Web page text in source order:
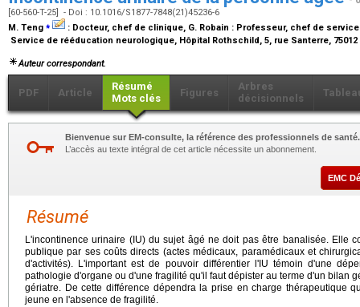
[60-560-T-25] - Doi : 10.1016/S1877-7848(21)45236-6
M. Teng ⁎ : Docteur, chef de clinique, G. Robain : Professeur, chef de service
Service de rééducation neurologique, Hôpital Rothschild, 5, rue Santerre,
Auteur correspondant.
PDF Article
Résumé
Mots clés
Figures
Arbres
décisionnels
Bienvenue sur EM-consulte, la référence des professionnels de santé.
L’accès au texte intégral de cet article nécessite un abonnement.
EMC
Résumé
L'incontinence urinaire (IU) du sujet âgé ne doit pas être banalisée. Elle
publique par ses coûts directs (actes médicaux, paramédicaux et
d'activités). L'important est de pouvoir différentier l'IU témoin d'une
pathologie d'organe ou d'une fragilité qu'il faut dépister au terme d'un bilan
gériatre. De cette différence dépendra la prise en charge thérapeutique
jeune en l'absence de fragilité.